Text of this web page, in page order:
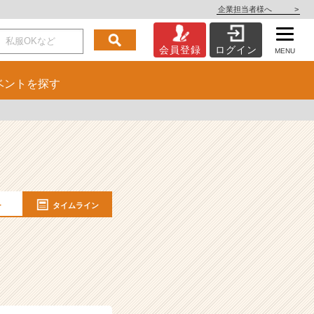
企業担当者様へ >
会員登録 ログイン MENU
ント を探す
タイムライン